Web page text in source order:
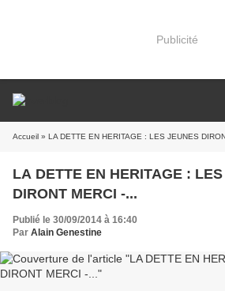
Publicité
Accueil » LA DETTE EN HERITAGE : LES JEUNES
LA DETTE EN HERITAGE :
DIRONT MERCI -...
Publié le 30/09/2014 à 16:40
Par Alain Genestine